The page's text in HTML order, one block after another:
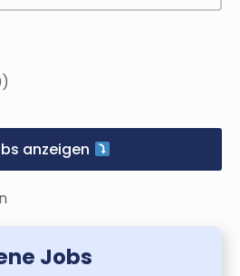
anzeigen
Jobs